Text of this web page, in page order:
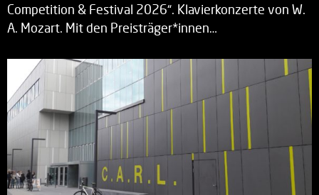
Competition & Festival 2026“. Klavierkonzerte von W.
A. Mozart. Mit den Preisträger*innen…